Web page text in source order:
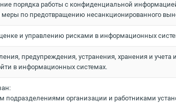
порядка работы с конфиденциальной
по предотвращению несанкционированного
и управлению рисками в информационных
предупреждения, устранения, хранения и
в информационных системах.
подразделениями организации и работниками